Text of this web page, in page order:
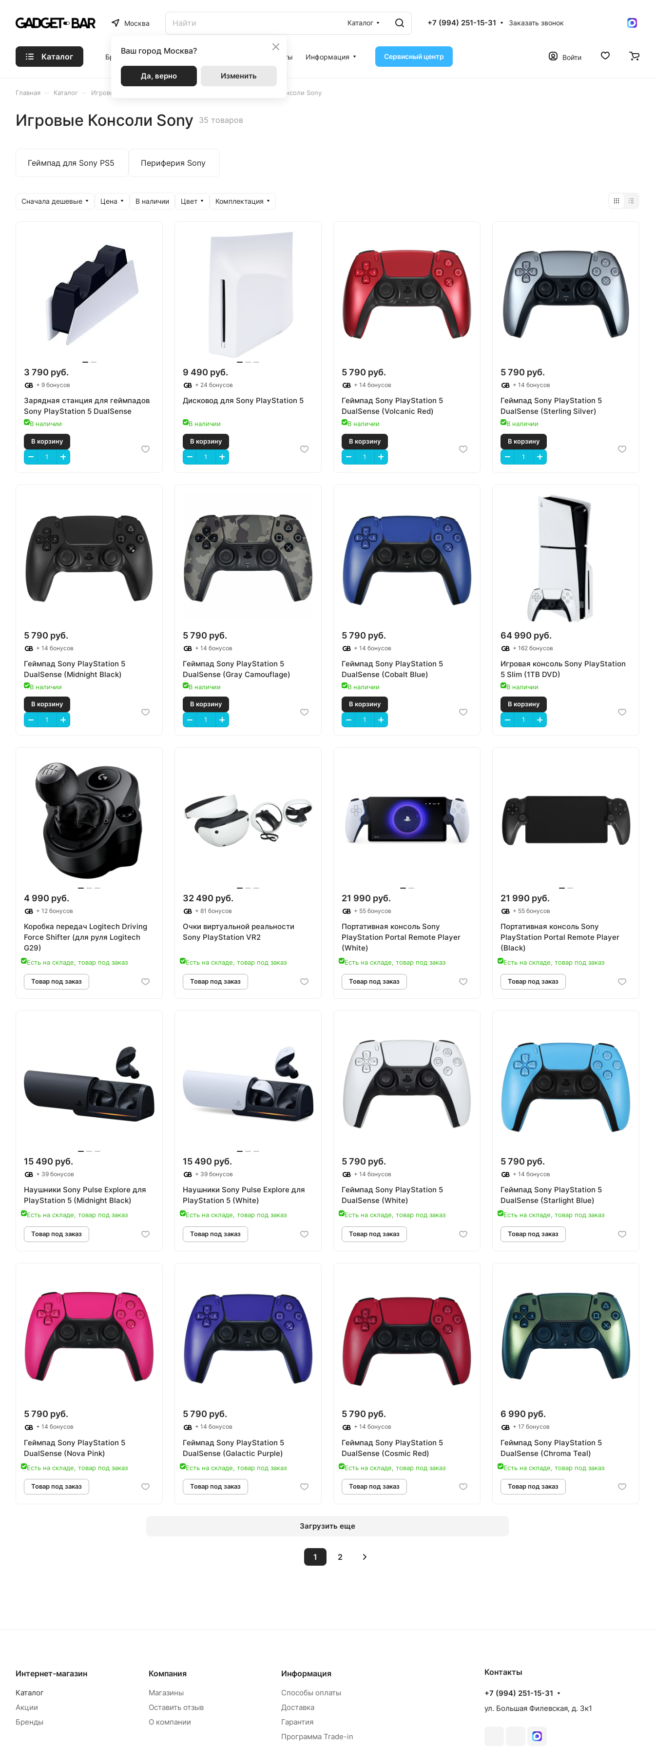
Москва
Ваш город Москва?
Да, верно Изменить
Каталог +7 (994) 251-15-31 Заказать звонок
Каталог Бренды Статьи Акции Контакты Информация Сервисный центр Войти
Главная Каталог Игровые Консоли Игровые Консоли Sony
Игровые Консоли Sony 35 товаров
Геймпад для Sony PS5 Периферия Sony
Сначала дешевые Цена В наличии Цвет Комплектация
3 790 руб.
+ 9 бонусов
Зарядная станция для геймпадов
Sony PlayStation 5 DualSense
В наличии
9 490 руб.
+ 24 бонусов
Дисковод для Sony PlayStation 5
В наличии
5 790 руб.
+ 14 бонусов
Геймпад Sony PlayStation 5
DualSense (Volcanic Red)
В наличии
5 790 руб.
+ 14 бонусов
Геймпад Sony PlayStation 5
DualSense (Sterling Silver)
В наличии
5 790 руб.
+ 14 бонусов
Геймпад Sony PlayStation 5
DualSense (Midnight Black)
В наличии
В корзину
5 790 руб.
+ 14 бонусов
Геймпад Sony PlayStation 5
DualSense (Gray Camouflage)
В наличии
5 790 руб.
+ 14 бонусов
Геймпад Sony PlayStation 5
DualSense (Cobalt Blue)
В наличии
64 990 руб.
+ 162 бонусов
Игровая консоль Sony PlayStation
5 Slim (1TB DVD)
В наличии
4 990 руб.
+ 12 бонусов
Коробка передач Logitech Driving
Force Shifter (для руля Logitech
G29)
Есть на складе, товар под заказ
Товар под заказ
32 490 руб.
+ 81 бонусов
Очки виртуальной реальности
Sony PlayStation VR2
Есть на складе, товар под заказ
Товар под заказ
21 990 руб.
+ 55 бонусов
Портативная консоль Sony
PlayStation Portal Remote Player
(White)
Есть на складе, товар под заказ
Товар под заказ
21 990 руб.
+ 55 бонусов
Портативная консоль Sony
PlayStation Portal Remote Player
(Black)
Есть на складе, товар под заказ
Товар под заказ
15 490 руб.
+ 39 бонусов
Наушники Sony Pulse Explore для
PlayStation 5 (Midnight Black)
Есть на складе, товар под заказ
Товар под заказ
15 490 руб.
+ 39 бонусов
Наушники Sony Pulse Explore для
PlayStation 5 (White)
Есть на складе, товар под заказ
5 790 руб.
+ 14 бонусов
Геймпад Sony PlayStation 5
DualSense (White)
Есть на складе, товар под заказ
5 790 руб.
+ 14 бонусов
Геймпад Sony PlayStation 5
DualSense (Starlight Blue)
Есть на складе, товар под заказ
Товар под заказ
5 790 руб.
+ 14 бонусов
Геймпад Sony PlayStation 5
DualSense (Nova Pink)
Есть на складе, товар под заказ
5 790 руб.
+ 14 бонусов
Геймпад Sony PlayStation 5
DualSense (Galactic Purple)
Есть на складе, товар под заказ
5 790 руб.
+ 14 бонусов
Геймпад Sony PlayStation 5
DualSense (Cosmic Red)
Есть на складе, товар под заказ
6 990 руб.
+ 17 бонусов
Геймпад Sony PlayStation 5
DualSense (Chroma Teal)
Есть на складе, товар под заказ
Загрузить еще
1 2
Интернет-магазин
Каталог
Акции
Бренды
Компания
Магазины
Оставить отзыв
О компании
Информация
Способы оплаты
Доставка
Гарантия
Программа Trade-in
Контакты
+7 (994) 251-15-31
ул. Большая Филевская, д. 3к1